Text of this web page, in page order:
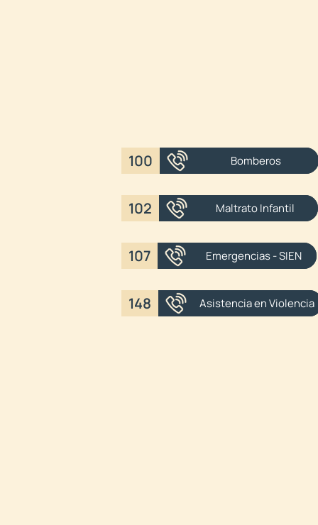
100 Bomberos
102 Maltrato Infantil
107 Emergencias - SIEN
148 Asistencia en Violencia